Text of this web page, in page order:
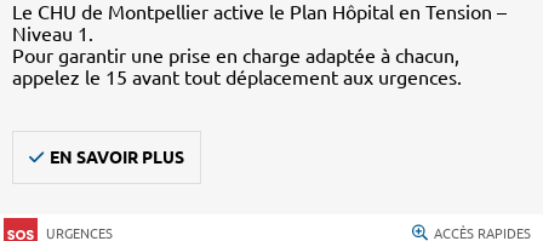
Le CHU de Montpellier active le Plan Hôpital en Tension –
Niveau 1.
Pour garantir une prise en charge adaptée à chacun,
appelez le 15 avant tout déplacement aux urgences.
EN SAVOIR PLUS
URGENCES ACCÈS RAPIDES